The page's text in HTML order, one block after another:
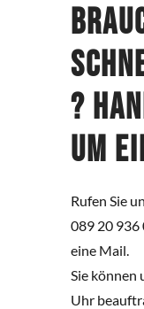
?
um
Rufen Sie
089 20 936
eine Mail.
Sie können
Uhr